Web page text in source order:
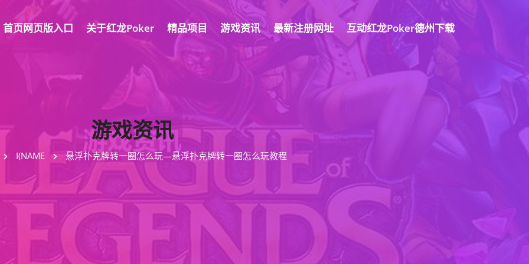
首页网页版入口 关于红龙poker 精品项目 游戏资讯 最新注册网址 互动红龙poker德州下载
游戏资讯
I(NAME 悬浮扑克牌转一圈怎么玩—悬浮扑克牌转一圈怎么玩教程